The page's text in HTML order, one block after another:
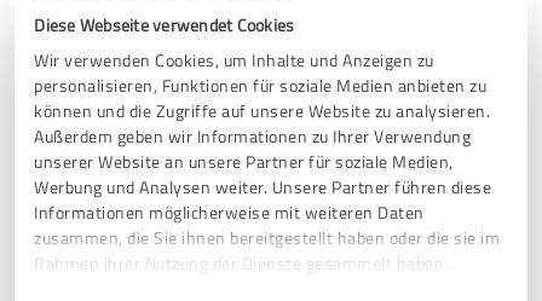
Diese Webseite verwendet Cookies
Wir verwenden Cookies, um Inhalte und Anzeigen zu
personalisieren, Funktionen für soziale Medien anbieten zu
können und die Zugriffe auf unsere Website zu analysieren.
Außerdem geben wir Informationen zu Ihrer Verwendung
unserer Website an unsere Partner für soziale Medien,
Werbung und Analysen weiter. Unsere Partner führen diese
Informationen möglicherweise mit weiteren Daten
zusammen, die Sie ihnen bereitgestellt haben oder die sie im
Rahmen Ihrer Nutzung der Dienste gesammelt haben.
Erfahrungsbericht & Bewertung zu:
Coaching-Programm "Selbstneuerfinderin"
31.01.2025 S.
Kommentar von Luisa Bergholz:
Ganz ganz herzlichen Dank für diese tolle Bewertung!